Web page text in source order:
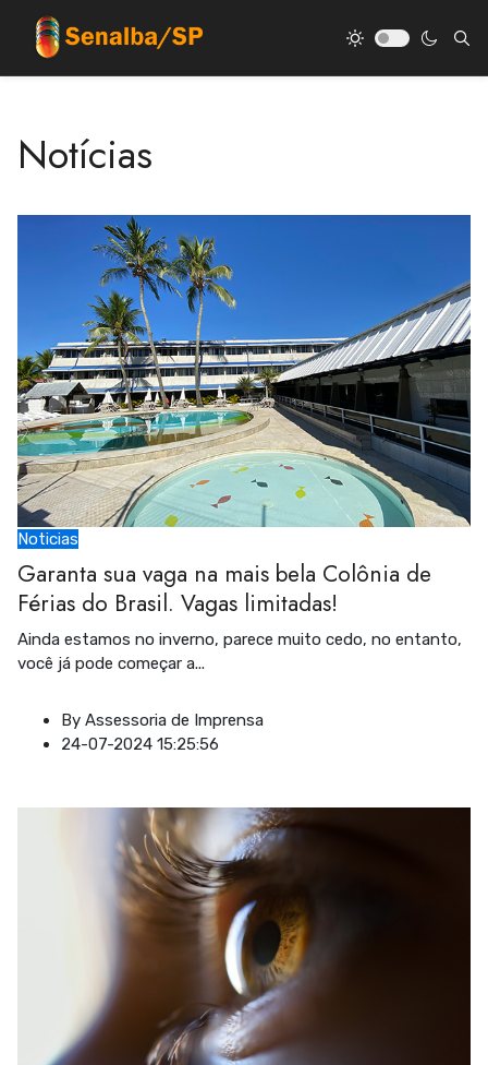
Notícias
Noticias
Garanta sua vaga na mais bela Colônia de
Férias do Brasil. Vagas limitadas!
Ainda estamos no inverno, parece muito cedo, no entanto,
você já pode começar a...
By Assessoria de Imprensa
24-07-2024 15:25:56